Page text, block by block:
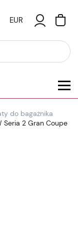
EUR
do bagażnika
Seria 2 Gran Coupe